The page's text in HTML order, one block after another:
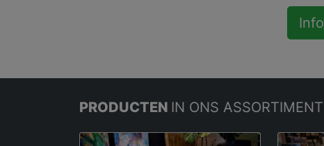
PRODUCTEN IN ONS ASSORTIMENT